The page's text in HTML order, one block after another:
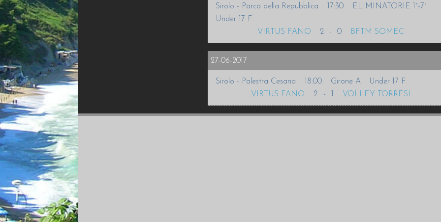
Sirolo - Parco della Repubblica 17:30
ELIMINATORIE 1°-7°
Under 17 F
VIRTUS FANO
2 - 0 BFTM SOMEC
27-06-2017
Sirolo - Palestra Cesana 18:00 Girone A
Under 17 F
VIRTUS FANO
2 - VOLLEY TORRESI